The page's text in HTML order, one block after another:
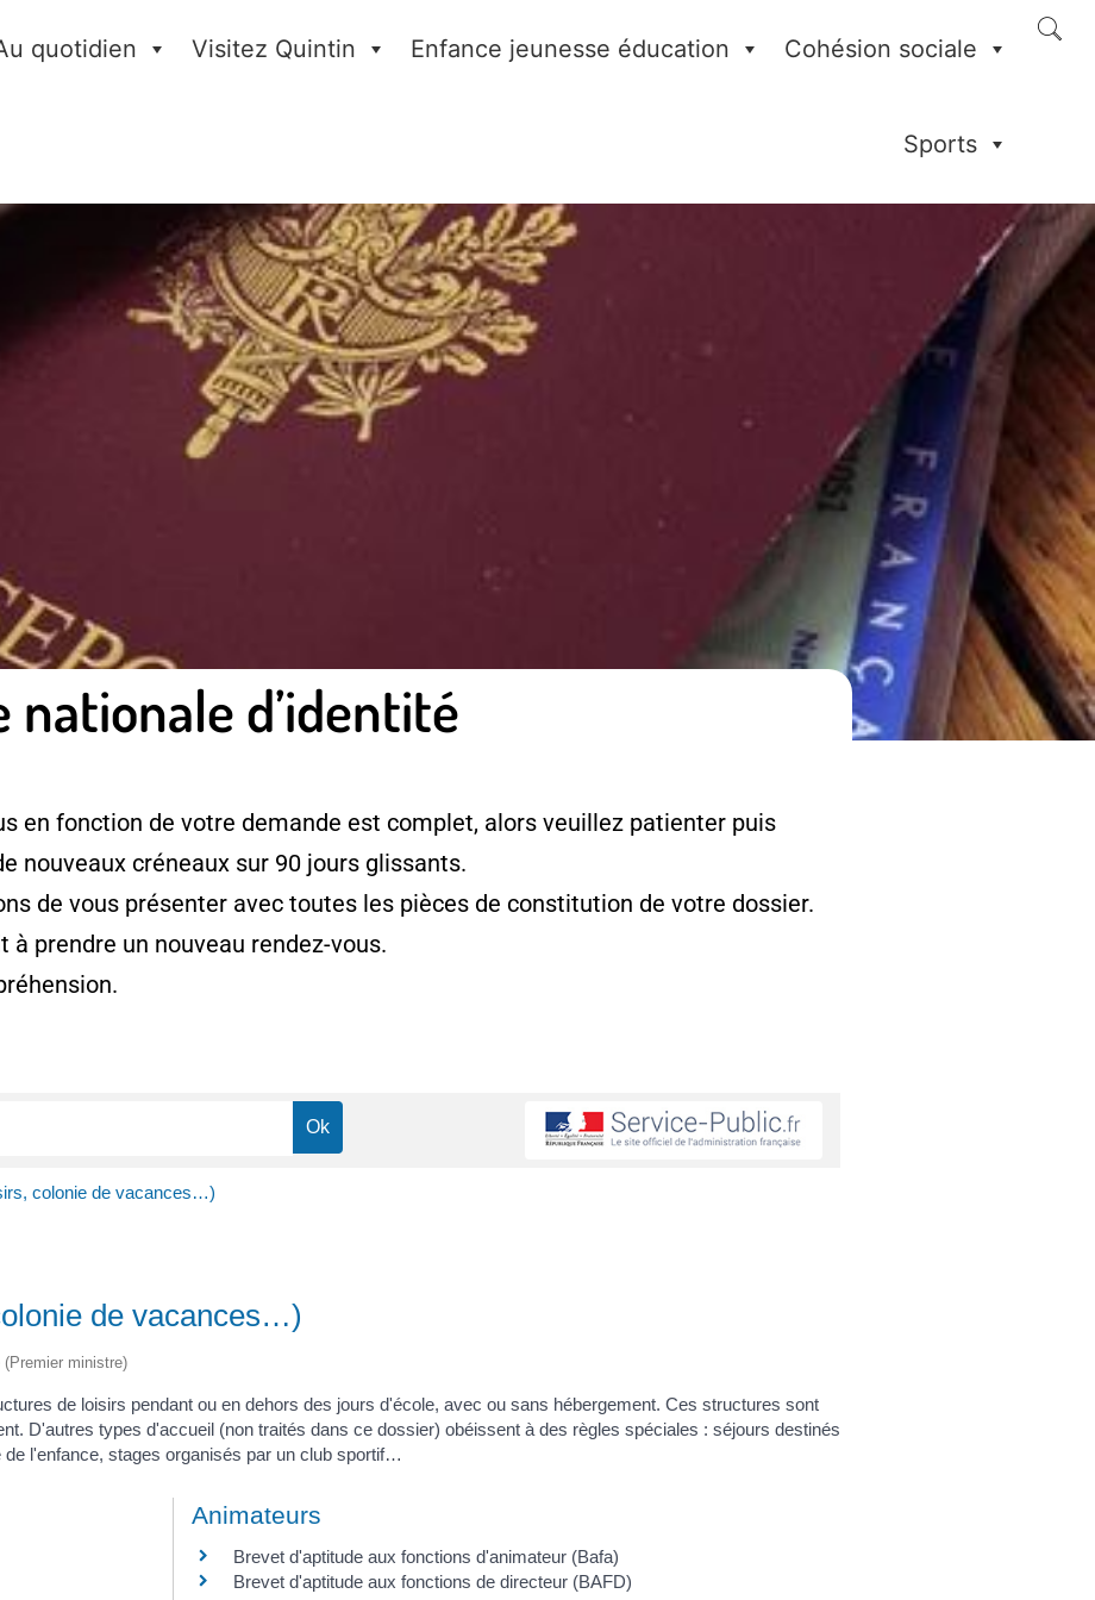
quotidien Visitez Quintin Enfance jeunesse éducation Cohésion sociale
Sports
nationale d’identité
en fonction de votre demande est complet, alors veuillez patienter puis
nouveaux créneaux sur 90 jours glissants.
de vous présenter avec toutes les pièces de constitution de votre dossier.
prendre un nouveau rendez-vous.
colonie de vacances…)
de vacances…)
ministre)
de loisirs pendant ou en dehors des jours d'école, avec ou sans hébergement. Ces structures sont
D'autres types d'accueil (non traités dans ce dossier) obéissent à des règles spéciales : séjours destinés
l'enfance, stages organisés par un club sportif…
Animateurs
Brevet d'aptitude aux fonctions d'animateur (Bafa)
Brevet d'aptitude aux fonctions de directeur (BAFD)